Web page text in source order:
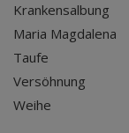
Krankensalbung
Maria Magdalena
Taufe
Versöhnung
Weihe